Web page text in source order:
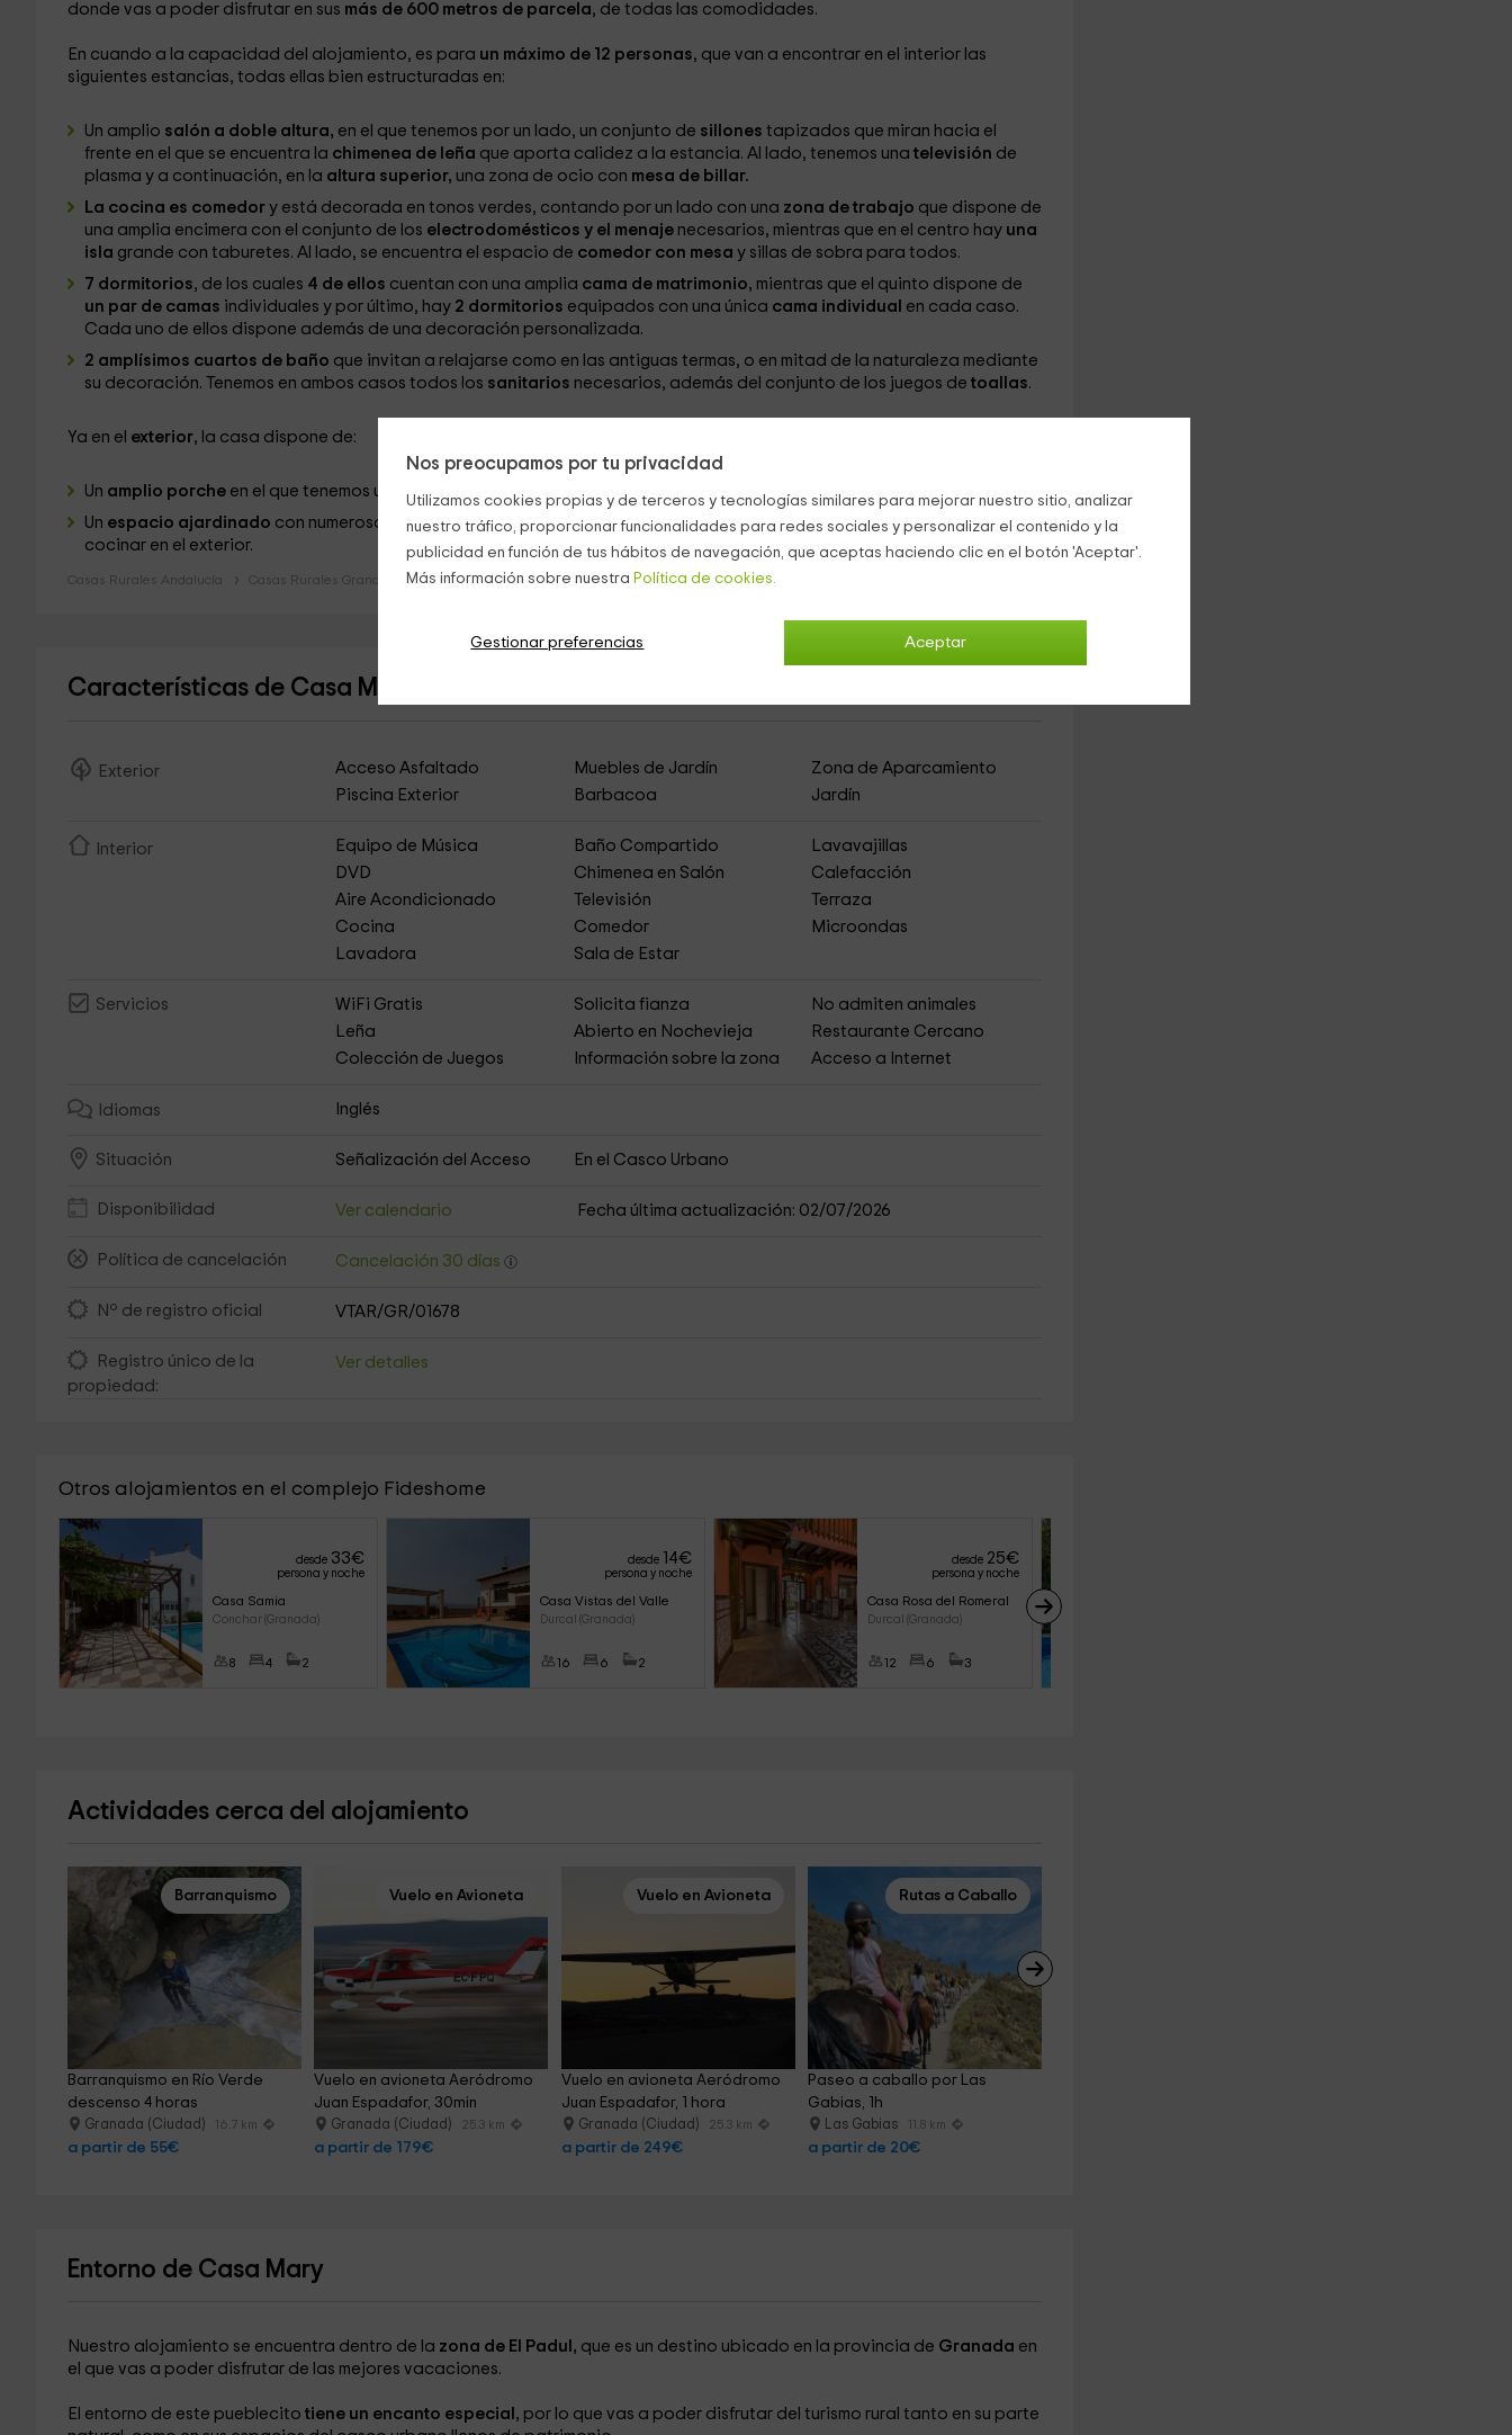
Nos preocupamos por tu privacidad
Utilizamos cookies propias y de terceros y tecnologías similares para mejorar nuestro sitio, analizar
nuestro tráfico, proporcionar funcionalidades para redes sociales y personalizar el contenido y la
publicidad en función de tus hábitos de navegación, que aceptas haciendo clic en el botón 'Aceptar'.
Más información sobre nuestra Política de cookies.
Aceptar
Gestionar preferencias
donde vas a poder disfrutar en sus más de 600 metros de parcela, de todas las comodidades.
En cuando a la capacidad del alojamiento, es para un máximo de 12 personas, que van a encontrar en el interior las
siguientes estancias, todas ellas bien estructuradas en:
Un amplio salón a doble altura, en el que tenemos por un lado, un conjunto de sillones tapizados que miran hacia el
frente en el que se encuentra la chimenea de leña que aporta calidez a la estancia. Al lado, tenemos una televisión de
plasma y a continuación, en la altura superior, una zona de ocio con mesa de billar.
La cocina es comedory está decorada en tonos verdes, contando por un lado con una zona de trabajo que dispone de
una amplia encimera con el conjunto de los electrodomésticos y el menaje necesarios, mientras que en el centro hayuna
isla grande con taburetes. Al lado, se encuentra el espacio de comedor con mesa y sillas de sobra para todos.
7 dormitorios, de los cuales 4 de ellos cuentan con una amplia cama de matrimonio, mientras que el quinto dispone de
un par de camas individuales y por último, hay2 dormitorios equipados con una única cama individual en cada caso.
Cada uno de ellos dispone además de una decoración personalizada.
2 amplísimos cuartos de baño que invitan a relajarse como en las antiguas termas, o en mitad de la naturaleza mediante
su decoración. Tenemos en ambos casos todos los sanitarios necesarios, además del conjunto de los juegos de toallas.
Ya en el exterior, la casa dispone de:
Un amplio porche en el que tenemos un espacio con mesa y sillas
, y al lado, con un conjunto de sillones.
Un espacio ajardinado con numerosas plantas, donde se encuentran la ampliapiscina, y también labarbacoapara
cocinar en el exterior.
Casas Rurales Andalucía Casas Rurales Granada
Características de Casa Mary
Exterior Acceso Asfaltado Muebles de Jardín
Zona de Aparcamiento
Piscina Exterior
Barbacoa Jardín
Interior Equipo de Música Baño Compartido
Lavavajillas
DVD
Chimenea en Salón
Calefacción
Aire Acondicionado
Televisión
Terraza
Cocina
Comedor
Microondas
Lavadora
Sala de Estar
Servicios WiFi Gratis Solicita fianza
No admiten animales
Leña
Abierto en Nochevieja
Restaurante Cercano
Colección de Juegos
Información sobre la zona Acceso a Internet
Idiomas Inglés
Situación Señalización del Acceso En el Casco Urbano
Disponibilidad Ver calendario Fecha última actualización: 02/07/2026
Política de cancelación Cancelación 30 días
Nº de registro oficial VTAR/GR/01678
Registro único de la
propiedad:
Ver detalles
Otros alojamientos en el complejo Fideshome
desde 33€
persona y noche
Casa Samia
Conchar (Granada)
8 4 2
desde 14€
persona y noche
Casa Vistas del Valle
Durcal (Granada)
16 6 2
desde 25€
persona y noche
Casa Rosa del Romeral
Durcal (Granada)
12 6 3
Actividades cerca del alojamiento
Barranquismo
Barranquismo en Río Verde
descenso 4 horas
Granada (Ciudad) 16.7 km
a partir de 55€
Vuelo en Avioneta
Vuelo en avioneta Aeródromo
Juan Espadafor, 30min
Granada (Ciudad) 25.3 km
a partir de 179€
Vuelo en Avioneta
Vuelo en avioneta Aeródromo
Juan Espadafor, 1 hora
Granada (Ciudad) 25.3 km
a partir de 249€
Rutas a Caballo
Paseo a caballo por Las
Gabias, 1h
Las Gabias 11.8 km
a partir de 20€
Entorno de Casa Mary
Nuestro alojamiento se encuentra dentro de la zona de El Padul, que es un destino ubicado en la provincia de Granada en
el que vas a poder disfrutar de las mejores vacaciones.
El entorno de este pueblecito tiene un encanto especial, por lo que vas a poder disfrutar del turismo rural tanto en su parte